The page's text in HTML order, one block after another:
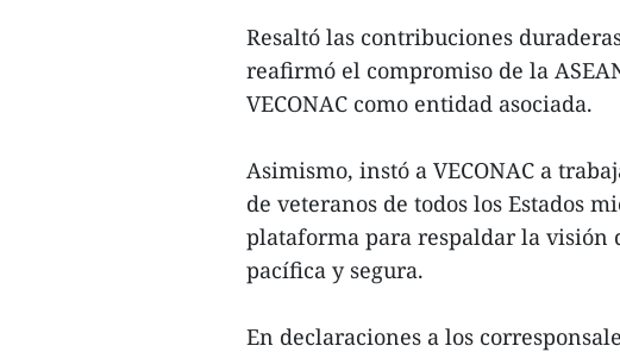
Resaltó las contribuciones
reafirmó el compromiso de la
VECONAC como entidad asociada.
Asimismo, instó a VECONAC a
de veteranos de todos los Estados
plataforma para respaldar la visión
pacífica y segura.
En declaraciones a los